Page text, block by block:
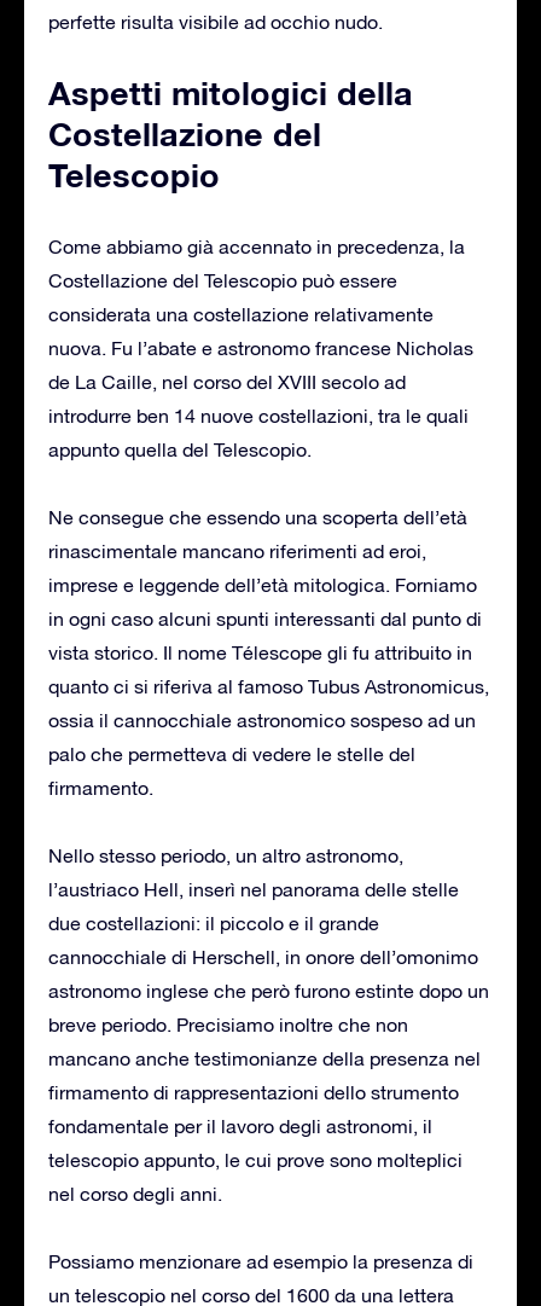
perfette risulta visibile ad occhio nudo.
Aspetti mitologici della
Costellazione del
Telescopio
Come abbiamo già accennato in precedenza, la
Costellazione del Telescopio può essere
considerata una costellazione relativamente
nuova. Fu l’abate e astronomo francese Nicholas
de La Caille, nel corso del XVIII secolo ad
introdurre ben 14 nuove costellazioni, tra le quali
appunto quella del Telescopio.
Ne consegue che essendo una scoperta dell’età
rinascimentale mancano riferimenti ad eroi,
imprese e leggende dell’età mitologica. Forniamo
in ogni caso alcuni spunti interessanti dal punto di
vista storico. Il nome Télescope gli fu attribuito in
quanto ci si riferiva al famoso Tubus Astronomicus,
ossia il cannocchiale astronomico sospeso ad un
palo che permetteva di vedere le stelle del
firmamento.
Nello stesso periodo, un altro astronomo,
l’austriaco Hell, inserì nel panorama delle stelle
due costellazioni: il piccolo e il grande
cannocchiale di Herschell, in onore dell’omonimo
astronomo inglese che però furono estinte dopo un
breve periodo. Precisiamo inoltre che non
mancano anche testimonianze della presenza nel
firmamento di rappresentazioni dello strumento
fondamentale per il lavoro degli astronomi, il
telescopio appunto, le cui prove sono molteplici
nel corso degli anni.
Possiamo menzionare ad esempio la presenza di
un telescopio nel corso del 1600 da una lettera